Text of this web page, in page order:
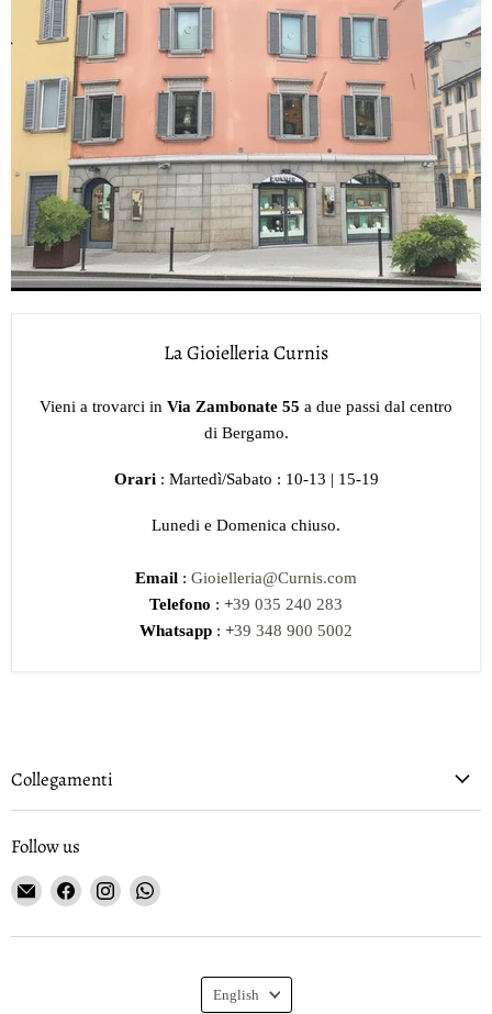
La Gioielleria Curnis
Vieni a trovarci in Via Zambonate 55 a due passi dal centro
di Bergamo.
Orari : Martedì/Sabato : 10-13 | 15-19
Lunedi e Domenica chiuso.
Email : Gioielleria@Curnis.com
Telefono : +39 035 240 283
Whatsapp : +39 348 900 5002
Collegamenti
Follow us
Email
Gioielleria
Curnis
Find
on
Find
on
Find
on
Language
English